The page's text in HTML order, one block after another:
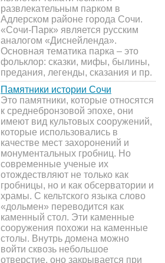
развлекательным парком в
Адлерском районе города Сочи.
«Сочи-Парк» является русским
аналогом «Диснейленда».
Основная тематика парка – это
фольклор: сказки, мифы, былины,
предания, легенды, сказания и пр.
Памятники истории Сочи
Это памятники, которые относятся
к среднебронзовой эпохе, они
имеют вид культовых сооружений,
которые использовались в
качестве мест захоронений и
монументальных гробниц. Но
современные ученые их
отождествляют не только как
гробницы, но и как обсерватории и
храмы. С кельтского языка слово
«дольмен» переводится как
каменный стол. Эти каменные
сооружения похожи на каменные
столы. Внутрь домена можно
войти сквозь небольшое
отверстие, оно закрывается при